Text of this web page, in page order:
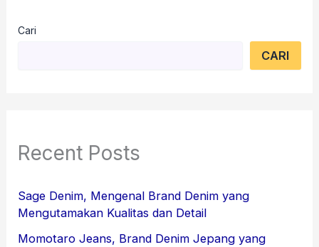
Cari
CARI
Recent Posts
Sage Denim, Mengenal Brand Denim yang
Mengutamakan Kualitas dan Detail
Momotaro Jeans, Brand Denim Jepang yang